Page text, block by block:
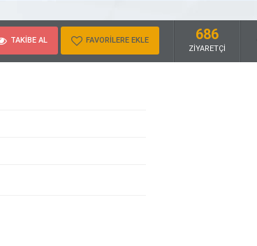
TAKİBE AL FAVORİLERE EKLE 686
ZİYARETÇİ